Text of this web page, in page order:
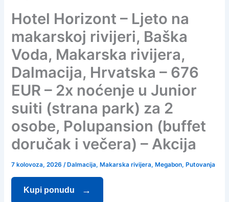
Hotel Horizont – Ljeto na
makarskoj rivijeri, Baška
Voda, Makarska rivijera,
Dalmacija, Hrvatska – 676
EUR – 2x noćenje u Junior
suiti (strana park) za 2
osobe, Polupansion (buffet
doručak i večera) – Akcija
7 kolovoza, 2026/ Dalmacija, Makarska rivijera, Megabon, Putovanja
Kupi ponudu